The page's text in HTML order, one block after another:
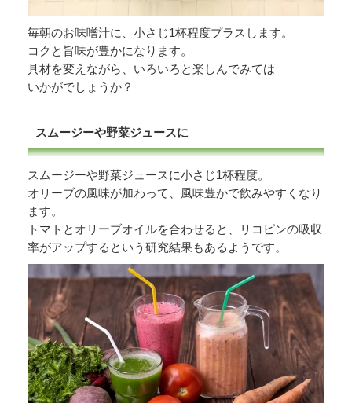
毎朝のお味噌汁に、小さじ1杯程度プラスします。
コクと旨味が豊かになります。
具材を変えながら、いろいろと楽しんでみては
いかがでしょうか？
スムージーや野菜ジュースに
スムージーや野菜ジュースに小さじ1杯程度。
オリーブの風味が加わって、風味豊かで飲みやすくなり
ます。
トマトとオリーブオイルを合わせると、リコピンの吸収
率がアップするという研究結果もあるようです。